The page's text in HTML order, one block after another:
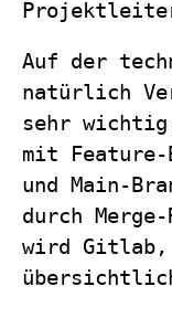
Auf der
natürlich
sehr
mit Feature-
und Main-
durch
wird Gitlab,